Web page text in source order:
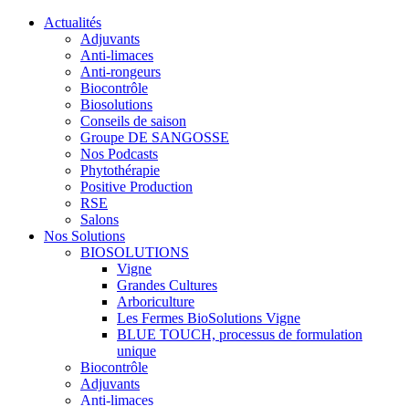
Actualités
Adjuvants
Anti-limaces
Anti-rongeurs
Biocontrôle
Biosolutions
Conseils de saison
Groupe DE SANGOSSE
Nos Podcasts
Phytothérapie
Positive Production
RSE
Salons
Nos Solutions
BIOSOLUTIONS
Vigne
Grandes Cultures
Arboriculture
Les Fermes BioSolutions Vigne
BLUE TOUCH, processus de formulation
unique
Biocontrôle
Adjuvants
Anti-limaces